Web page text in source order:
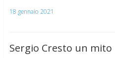
18 gennaio 2021
Sergio Cresto un mito